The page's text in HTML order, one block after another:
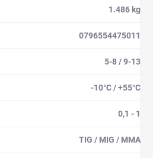
1.486 kg
0796554475011
5-8 / 9-13
-10°C / +55°C
0,1 - 1
TIG / MIG / MMA